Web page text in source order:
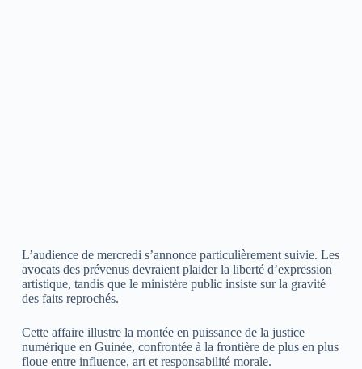
L’audience de mercredi s’annonce particulièrement suivie. Les
avocats des prévenus devraient plaider la liberté d’expression
artistique, tandis que le ministère public insiste sur la gravité
des faits reprochés.
Cette affaire illustre la montée en puissance de la justice
numérique en Guinée, confrontée à la frontière de plus en plus
floue entre influence, art et responsabilité morale.